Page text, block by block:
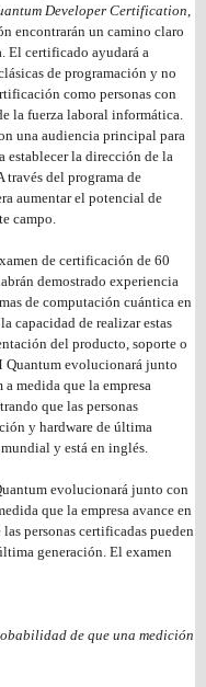
Developer Certification
encontrarán un camino claro
El certificado ayudará a
de programación y no
como personas con
la fuerza laboral informática.
una audiencia principal para
establecer la dirección de la
través del programa de
aumentar el potencial de
campo.
de certificación de 60
demostrado experiencia
de computación cuántica en
capacidad de realizar estas
del producto, soporte o
Quantum evolucionará junto
medida que la empresa
que las personas
y hardware de última
y está en inglés.
evolucionará junto con
que la empresa avance en
personas certificadas pueden
generación. El examen
de que una medición